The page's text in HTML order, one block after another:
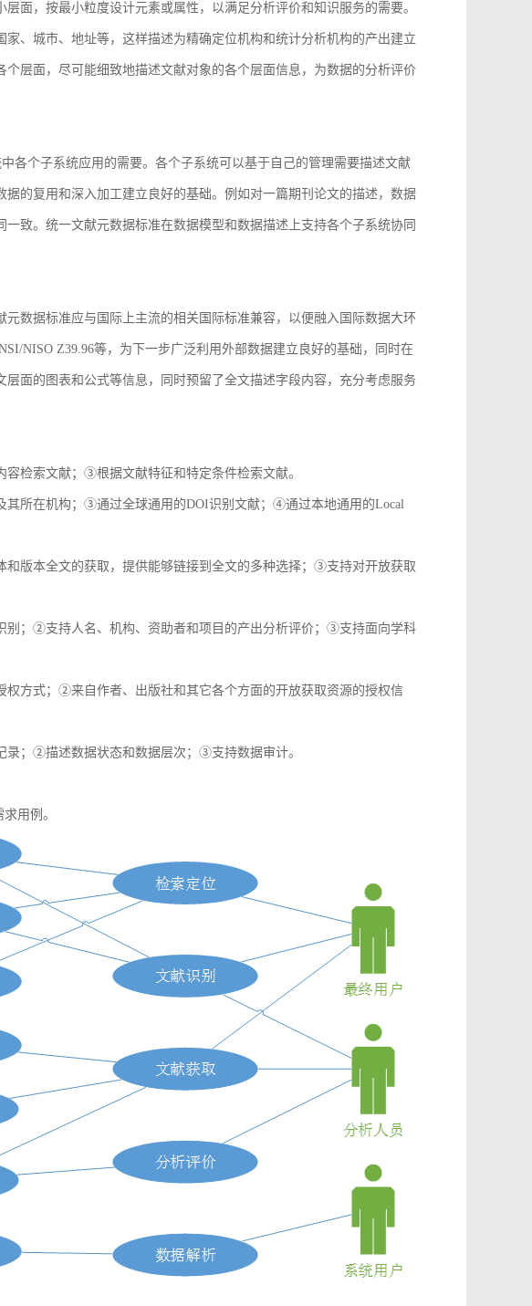
面，按最小粒度设计元素或属性，以满足分析评价和知识服务的需要。
、城市、地址等，这样描述为精确定位机构和统计分析机构的产出建立
层面，尽可能细致地描述文献对象的各个层面信息，为数据的分析评价
各个子系统应用的需要。各个子系统可以基于自己的管理需要描述文献
的复用和深入加工建立良好的基础。例如对一篇期刊论文的描述，数据
致。统一文献元数据标准在数据模型和数据描述上支持各个子系统协同
数据标准应与国际上主流的相关国际标准兼容，以便融入国际数据大环
NISO Z39.96等，为下一步广泛利用外部数据建立良好的基础，同时在
面的图表和公式等信息，同时预留了全文描述字段内容，充分考虑服务
检索文献；③根据文献特征和特定条件检索文献。
所在机构；③通过全球通用的DOI识别文献；④通过本地通用的Local
版本全文的获取，提供能够链接到全文的多种选择；③支持对开放获取
；②支持人名、机构、资助者和项目的产出分析评价；③支持面向学科
方式；②来自作者、出版社和其它各个方面的开放获取资源的授权信
；②描述数据状态和数据层次；③支持数据审计。
用例。